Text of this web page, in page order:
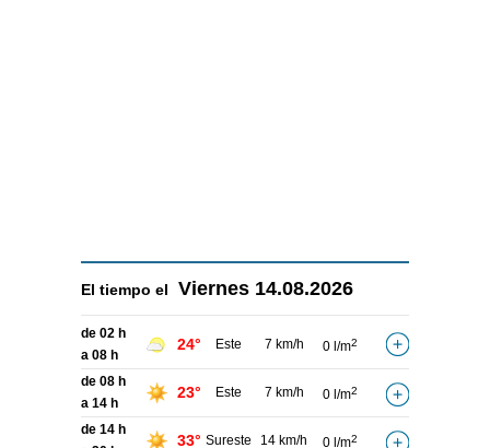
El tiempo el Viernes 14.08.2026
de 02 h
a 08 h
24° Este 7 km/h 0 l/m2
de 08 h
a 14 h
23° Este 7 km/h 0 l/m2
de 14 h
33° Sureste 14 km/h 0 l/m2